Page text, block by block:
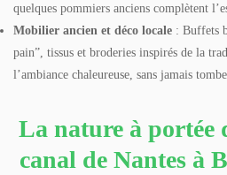
quelques pommiers anciens complètent
Mobilier ancien et déco locale : Buffets
pain”, tissus et broderies inspirés de la
l’ambiance chaleureuse, sans jamais
La nature à portée
canal de Nantes à